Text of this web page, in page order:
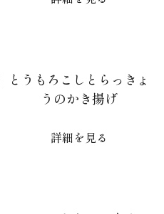
とうもろこしとらっきょ
うのかき揚げ
詳細を見る